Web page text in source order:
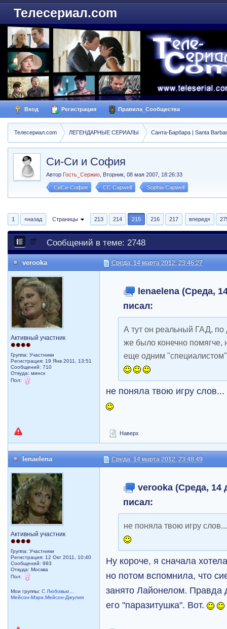
Телесериал.com
Вход Регистрация Правила_Сообщества
Телесериал.com ЛЕГЕНДАРНЫЕ СЕРИАЛЫ Санта-Барбара | Santa
Си-Си и София
Автор Гость_Сержио Вторник, 08 мая 2007, 18:26:33
СиСи-София CC Capwell Sophia Capwell
1 «назад Страницы 213 214 215 216 217 вперед»
Сообщений в теме: 2748
verooka Среда, 14 марта 2012, 23:46:27
Активный участник
Группа: Участники
Регистрация: 19 Янв 2011, 13:51
Сообщений: 710
Откуда: минск
Пол:
lenaelena (Среда,
писал:
А тут он реальный ГАД,
же было конечно помягче,
еще одним
не поняла твою игру слов...
Наверх
lenaelena Среда, 14 марта 2012, 23:48:49
Активный участник
Группа: Участники
Регистрация: 12 Окт 2011, 10:40
Сообщений: 993
Откуда: Москва
Пол:
Мои группы:С Любовью...
Мейсон-Мэри,Мейсон-Джулия
verooka (Среда, 14
писал:
не поняла твою игру
Ну короче, я сначала
но потом вспомнила, что
занято Лайонелом. Правда
его "паразитушка". Вот.